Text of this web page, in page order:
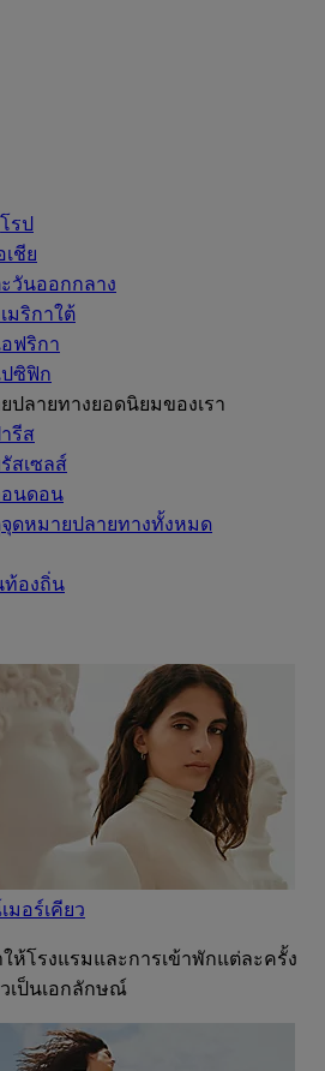
รป
เชีย
วันออกกลาง
มริกาใต้
ฟริกา
ซิฟิก
ปลายทางยอดนิยมของเรา
รีส
สเซลส์
นดอน
ดหมายปลายทางทั้งหมด
ท้องถิ่น
มอร์เคียว
ห้โรงแรมและการเข้าพักแต่ละครั้ง
เป็นเอกลักษณ์